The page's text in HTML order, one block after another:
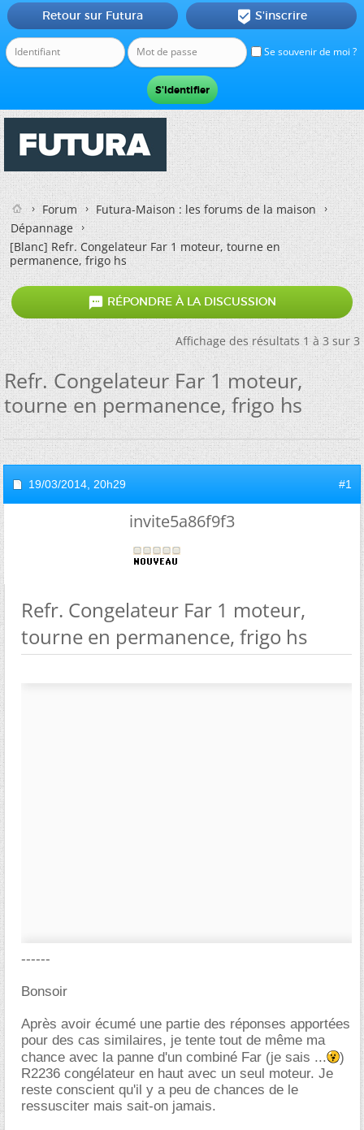
Se souvenir de moi ?
Retour sur Futura  S'inscrire
Forum
Futura-Maison : les forums de la maison
Dépannage
[Blanc]Refr. Congelateur Far 1 moteur, tourne en
permanence, frigo hs
 RÉPONDRE À LA DISCUSSION
Affichage des résultats 1 à 3 sur 3
Refr. Congelateur Far 1 moteur,
tourne en permanence, frigo hs
19/03/2014, 20h29 #1
invite5a86f9f3
Refr. Congelateur Far 1 moteur,
tourne en permanence, frigo hs
------
Bonsoir
Après avoir écumé une partie des réponses apportées
pour des cas similaires, je tente tout de même ma
chance avec la panne d'un combiné Far (je sais ...
)
R2236 congélateur en haut avec un seul moteur. Je
reste conscient qu'il y a peu de chances de le
ressusciter mais sait-on jamais.